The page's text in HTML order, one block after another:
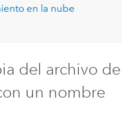
en la nube
del archivo de
un nombre